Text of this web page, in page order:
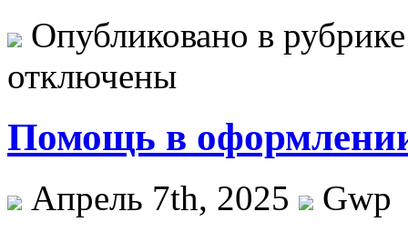
Опубликовано в
отключены
Помощь в
Апрель 7th, 2025
Gwp